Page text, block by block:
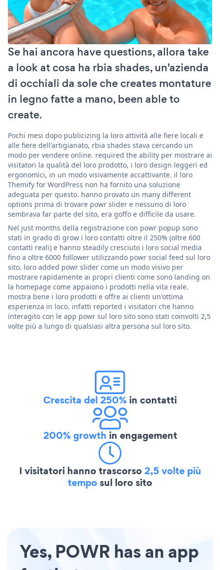
Se hai ancora have questions, allora take
a look at cosa ha rbia shades, un'azienda
di occhiali da sole che creates montature
in legno fatte a mano, been able to
create.
Pochi mesi dopo publicizing la loro attività alle fiere locali e
alle fiere dell'artigianato, rbia shades stava cercando un
modo per vendere online. required the ability per mostrare ai
visitatori la qualità del loro prodotto, i loro design leggeri ed
ergonomici, in un modo visivamente accattivante. il loro
Themify for WordPress non ha fornito una soluzione
adeguata per questo. hanno provato un many different
options prima di trovare powr slider e nessuno di loro
sembrava far parte del sito, era goffo e difficile da usare.
Nel just months della registrazione con powr popup sono
stati in grado di grow i loro contatti oltre il 250% (oltre 600
contatti reali) e hanno steadily cresciuto i loro social media
fino a oltre 6000 follower utilizzando powr social feed sul loro
sito. loro added powr slider come un modo visivo per
mostrare rapidamente ai propri clienti come sono landing on
la homepage come appaiono i prodotti nella vita reale.
mostra bene i loro prodotti e offre ai clienti un'ottima
esperienza in loco. infatti reported i visitatori che hanno
interagito con le app powr sul loro sito sono stati coinvolti 2,5
volte più a lungo di qualsiasi altra persona sul loro sito.
Crescita del 250% in contatti
200% growth in engagement
I visitatori hanno trascorso2,5 volte più
temposul loro sito
Yes, POWR has an app